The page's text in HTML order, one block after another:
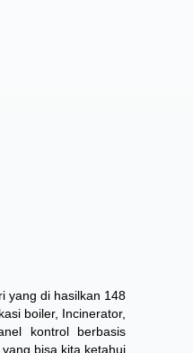
yang di hasilkan 148
boiler, Incinerator,
kontrol berbasis
bisa kita ketahui